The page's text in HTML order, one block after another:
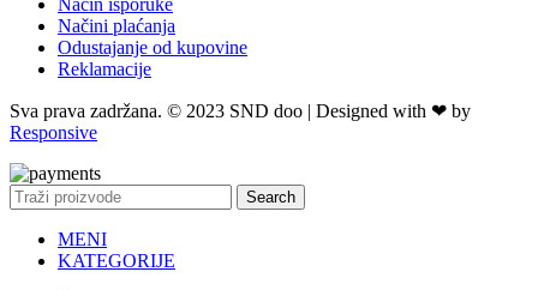
Način isporuke
Načini plaćanja
Odustajanje od kupovine
Reklamacije
Sva prava zadržana. © 2023 SND doo | Designed with ❤ by
Responsive
Search
MENI
KATEGORIJE